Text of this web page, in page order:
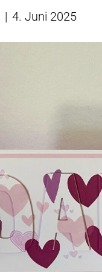
| 4. Juni 2025